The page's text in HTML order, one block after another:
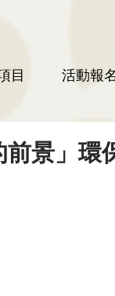
目 活動報名
前景」環